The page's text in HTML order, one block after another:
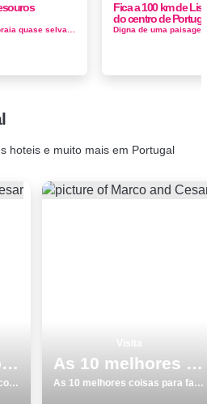
A Praia do Espingardeiro é uma praia quase selvagem, um pouco difícil para chegar, e que só permite ter condiç&o...
Fica a 100 km de
do centro de
hoteis e muito mais em Portugal
Os 8 melhores pontos turisticos e passeios em Lisboa
Os 8 melhores pontos turisticos e passeios em Lisboa
As 10 melhores coisas para fazer e visitar em GrÃ¢ndola
As 10 melhores coisas para fazer e visitar em GrÃ¢ndola